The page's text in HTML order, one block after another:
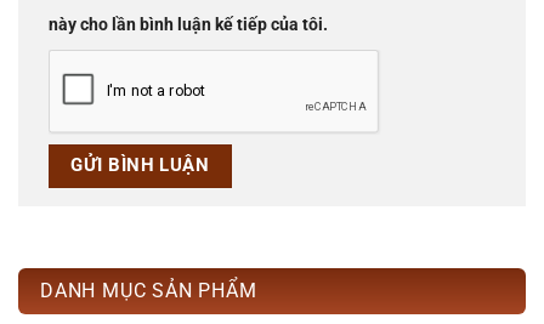
này cho lần bình luận kế tiếp của tôi.
DANH MỤC SẢN PHẨM